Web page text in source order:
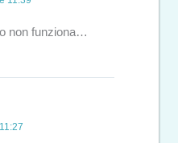
non funziona…